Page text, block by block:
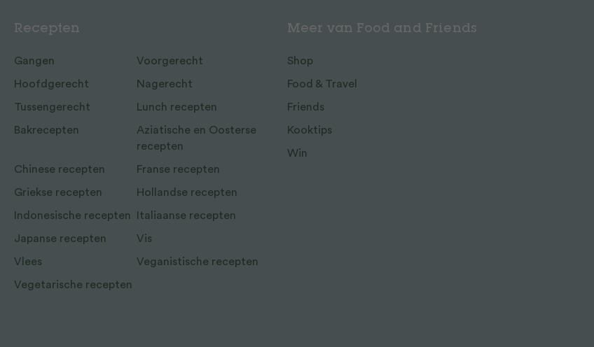
Recepten
Gangen Voorgerecht
Hoofdgerecht Nagerecht
Tussengerecht Lunch recepten
Bakrecepten
Aziatische en Oosterse
recepten
Chinese recepten Franse recepten
Griekse recepten Hollandse recepten
Indonesische recepten Italiaanse recepten
Japanse recepten Vis
Vlees Veganistische recepten
Vegetarische recepten
Meer van Food and Friends
Shop
Food & Travel
Friends
Kooktips
Win